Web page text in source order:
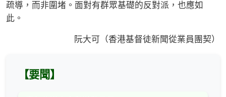
疏導，而非圍堵。面對有群眾基礎的反對派，也應如
此。
阮大可（香港基督徒新聞從業員團契）
【要聞】